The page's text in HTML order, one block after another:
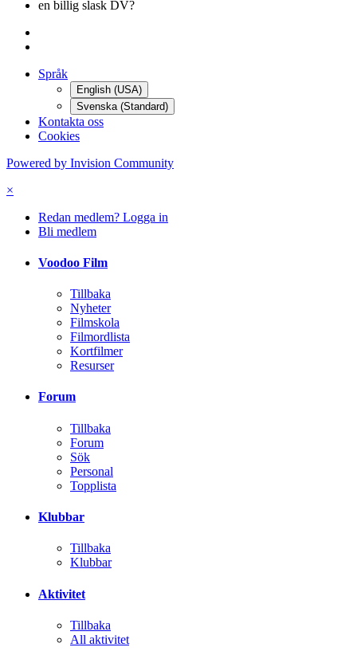
en billig slask DV?
Språk
English (USA)
Svenska (Standard)
Kontakta oss
Cookies
Powered by Invision Community
×
Redan medlem? Logga in
Bli medlem
Voodoo Film
Tillbaka
Nyheter
Filmskola
Filmordlista
Kortfilmer
Resurser
Forum
Tillbaka
Forum
Sök
Personal
Topplista
Klubbar
Tillbaka
Klubbar
Aktivitet
Tillbaka
All aktivitet